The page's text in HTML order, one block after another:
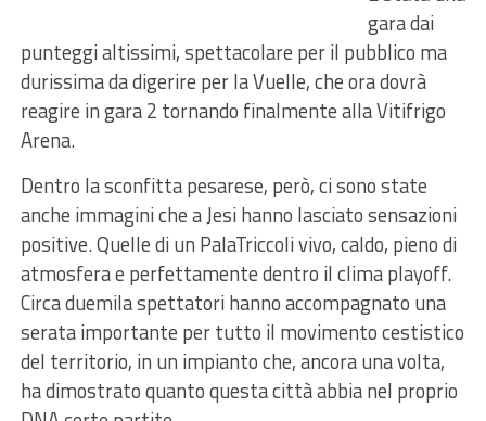
gara dai
punteggi altissimi, spettacolare per il pubblico ma
durissima da digerire per la Vuelle, che ora dovrà
reagire in gara 2 tornando finalmente alla Vitifrigo
Arena.
Dentro la sconfitta pesarese, però, ci sono state
anche immagini che a Jesi hanno lasciato sensazioni
positive. Quelle di un PalaTriccoli vivo, caldo, pieno di
atmosfera e perfettamente dentro il clima playoff.
Circa duemila spettatori hanno accompagnato una
serata importante per tutto il movimento cestistico
del territorio, in un impianto che, ancora una volta,
ha dimostrato quanto questa città abbia nel proprio